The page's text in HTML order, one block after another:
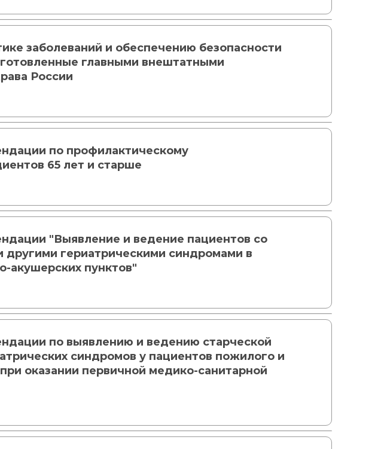
заболеваний и обеспечению безопасности
главными внештатными
России
по профилактическому
65 лет и старше
"Выявление и ведение пациентов со
другими гериатрическими синдромами в
акушерских пунктов"
по выявлению и ведению старческой
синдромов у пациентов пожилого и
оказании первичной медико-санитарной